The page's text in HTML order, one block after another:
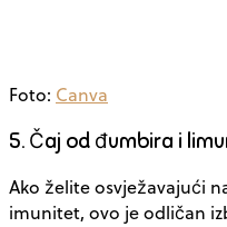
Foto: Canva
5. Čaj od đumbira i
Ako želite osvježavajući
imunitet, ovo je odličan